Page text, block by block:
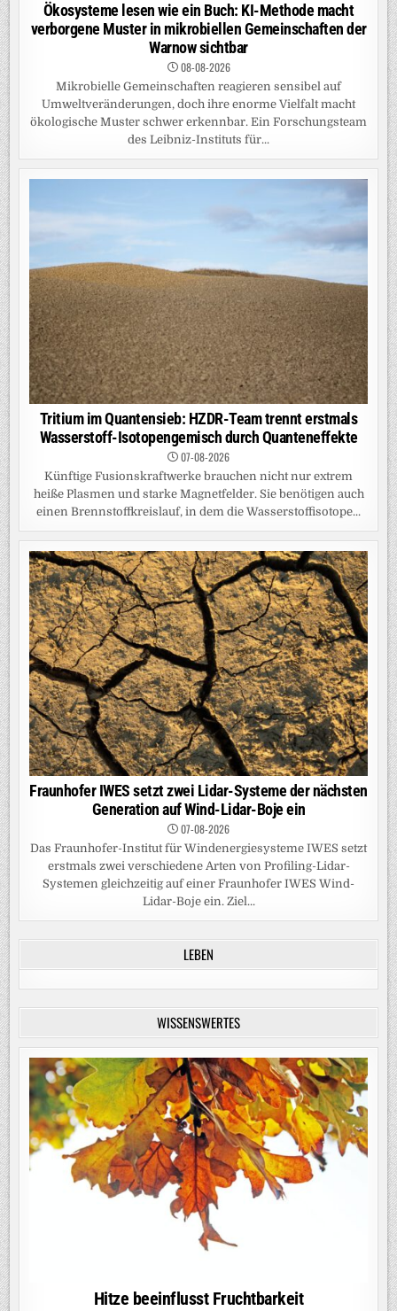
Ökosysteme lesen wie ein Buch: KI-Methode macht
verborgene Muster in mikrobiellen Gemeinschaften der
Warnow sichtbar
08-08-2026
Mikrobielle Gemeinschaften reagieren sensibel auf
Umweltveränderungen, doch ihre enorme Vielfalt macht
ökologische Muster schwer erkennbar. Ein Forschungsteam
des Leibniz-Instituts für...
Tritium im Quantensieb: HZDR-Team trennt erstmals
Wasserstoff-Isotopengemisch durch Quanteneffekte
07-08-2026
Künftige Fusionskraftwerke brauchen nicht nur extrem
heiße Plasmen und starke Magnetfelder. Sie benötigen auch
einen Brennstoffkreislauf, in dem die Wasserstoffisotope...
Fraunhofer IWES setzt zwei Lidar-Systeme der nächsten
Generation auf Wind-Lidar-Boje ein
07-08-2026
Das Fraunhofer-Institut für Windenergiesysteme IWES setzt
erstmals zwei verschiedene Arten von Profiling-Lidar-
Systemen gleichzeitig auf einer Fraunhofer IWES Wind-
Lidar-Boje ein. Ziel...
LEBEN
WISSENSWERTES
Hitze beeinflusst Fruchtbarkeit